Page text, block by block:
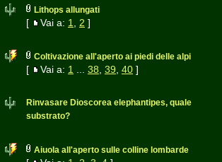
Lithops allungati
[ Vai a: 1 2 ]
Coltivazione all'aperto ai piedi delle alpi
[ Vai a: 1 38 39, 40]
Rinvasare Dioscorea elephantipes, quale
substrato?
Aiuola all'aperto sulle colline lombarde